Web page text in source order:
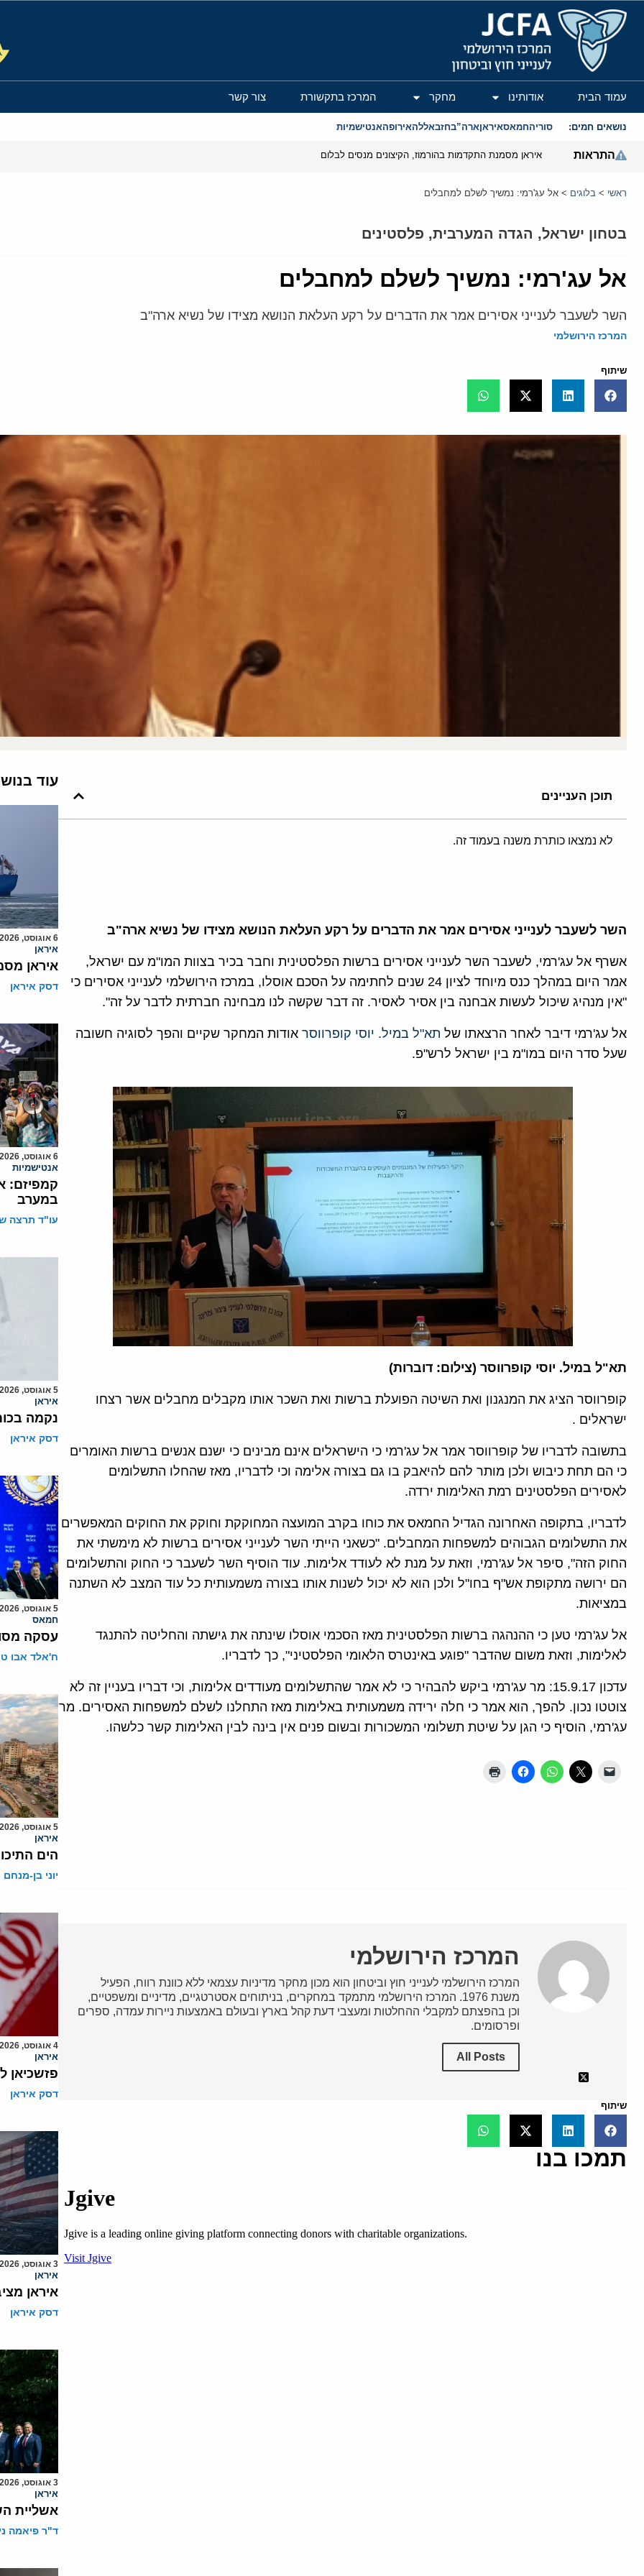
המרכז הירושלמי לענייני חוץ וביטחון
עמוד הבית אודותינו מחקר המרכז בתקשורת צור קשר
נושאים חמים: סוריהחמאסאיראןארה”בחזבאללהאירופהאנטישמיות
התראות איראן מסמנת התקדמות בהורמוז, הקיצונים מנסים לבלום
ראשי > בלוגים > אל עג'רמי: נמשיך לשלם למחבלים
בטחון ישראל, הגדה המערבית, פלסטינים
אל עג'רמי: נמשיך לשלם למחבלים
השר לשעבר לענייני אסירים אמר את הדברים על רקע העלאת הנושא מצידו של נשיא ארה"ב
המרכז הירושלמי
שיתוף
תוכן העניינים
לא נמצאו כותרת משנה בעמוד זה.
השר לשעבר לענייני אסירים אמר את הדברים על רקע העלאת הנושא מצידו של נשיא ארה"ב
אשרף אל עג'רמי, לשעבר השר לענייני אסירים ברשות הפלסטינית וחבר בכיר בצוות המו"מ עם ישראל,
אמר היום במהלך כנס מיוחד לציון 24 שנים לחתימה על הסכם אוסלו, במרכז הירושלמי לענייני אסירים כי
"אין מנהיג שיכול לעשות אבחנה בין אסיר לאסיר. זה דבר שקשה לנו מבחינה חברתית לדבר על זה".
אל עג'רמי דיבר לאחר הרצאתו של תא"ל במיל. יוסי קופרווסר אודות המחקר שקיים והפך לסוגיה חשובה
שעל סדר היום במו"מ בין ישראל לרש"פ.
תא"ל במיל. יוסי קופרווסר (צילום: דוברות)
קופרווסר הציג את המנגנון ואת השיטה הפועלת ברשות ואת השכר אותו מקבלים מחבלים אשר רצחו
ישראלים .
בתשובה לדבריו של קופרווסר אמר אל עג'רמי כי הישראלים אינם מבינים כי ישנם אנשים ברשות האומרים
כי הם תחת כיבוש ולכן מותר להם להיאבק בו גם בצורה אלימה וכי לדבריו, מאז שהחלו התשלומים
לאסירים הפלסטינים רמת האלימות ירדה.
לדבריו, בתקופה האחרונה הגדיל החמאס את כוחו בקרב המועצה המחוקקת וחוקק את החוקים המאפשרים
את התשלומים הגבוהים למשפחות המחבלים. "כשאני הייתי השר לענייני אסירים ברשות לא מימשתי את
החוק הזה", סיפר אל עג'רמי, וזאת על מנת לא לעודד אלימות. עוד הוסיף השר לשעבר כי החוק והתשלומים
הם ירושה מתקופת אש"ף בחו"ל ולכן הוא לא יכול לשנות אותו בצורה משמעותית כל עוד המצב לא השתנה
במציאות.
אל עג'רמי טען כי ההנהגה ברשות הפלסטינית מאז הסכמי אוסלו שינתה את גישתה והחליטה להתנגד
לאלימות, וזאת משום שהדבר "פוגע באינטרס הלאומי הפלסטיני", כך לדבריו.
עדכון 15.9.17: מר עג'רמי ביקש להבהיר כי לא אמר שהתשלומים מעודדים אלימות, וכי דבריו בעניין זה לא
צוטטו נכון. להפך, הוא אמר כי חלה ירידה משמעותית באלימות מאז התחלנו לשלם למשפחות האסירים. מר
עג'רמי, הוסיף כי הגן על שיטת תשלומי המשכורות ובשום פנים אין בינה לבין האלימות קשר כלשהו.
המרכז הירושלמי
המרכז הירושלמי לענייני חוץ וביטחון הוא מכון מחקר מדיניות עצמאי ללא כוונת רווח, הפעיל
משנת 1976. המרכז הירושלמי מתמקד במחקרים, בניתוחים אסטרטגיים, מדיניים ומשפטיים,
וכן בהפצתם למקבלי ההחלטות ומעצבי דעת קהל בארץ ובעולם באמצעות ניירות עמדה, ספרים
ופרסומים.
All Posts
שיתוף
תמכו בנו
עוד
6 אוגוסט, 2026
איראן
איראן
דסק איראן
6 אוגוסט, 2026
אנטישמיות
קמפיזם:
במערב
עו"ד תרצה
5 אוגוסט, 2026
איראן
נקמה
דסק איראן
5 אוגוסט, 2026
חמאס
עסקה
ח'אלד אבו
5 אוגוסט, 2026
איראן
הים
יוני בן-מנחם
4 אוגוסט, 2026
איראן
פזשכיאן
דסק איראן
3 אוגוסט, 2026
איראן
איראן
דסק איראן
3 אוגוסט, 2026
איראן
אשליית
ד"ר פיאמה